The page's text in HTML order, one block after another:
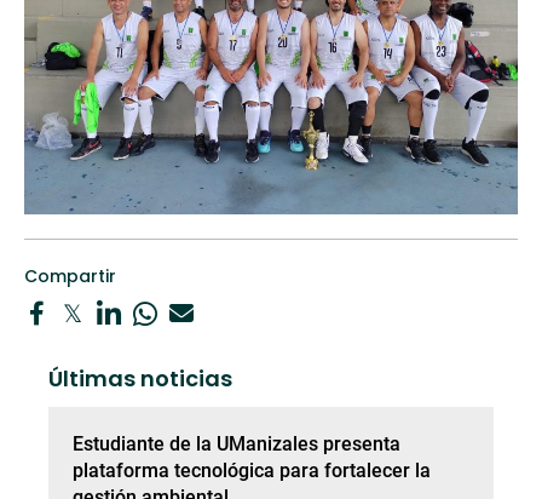
Compartir
Últimas noticias
Estudiante de la UManizales presenta
plataforma tecnológica para fortalecer la